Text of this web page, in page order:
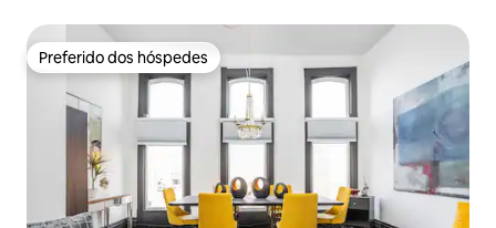
Preferido dos hóspedes
Preferido dos hóspedes